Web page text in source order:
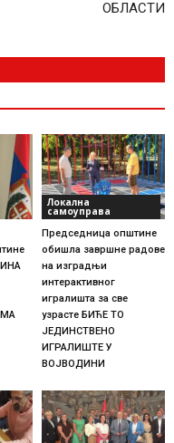
ОБЛАСТИ
Локална
самоуправа
Председница општине
обишла завршне радове
на изградњи
интерактивног
игралишта за све
узрасте БИЋЕ ТО
ЈЕДИНСТВЕНО
ИГРАЛИШТЕ У
ВОЈВОДИНИ